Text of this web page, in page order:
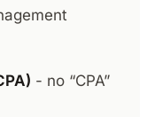
- no “CPA”